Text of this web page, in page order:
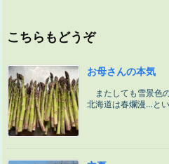
こちらもどうぞ
お母さんの本気
またしても雪景色
北海道は春爛漫…と